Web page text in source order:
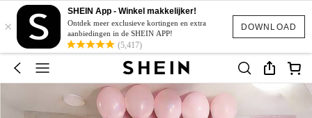
DOWNLOAD
×
SHEIN App - Winkel makkelijker!
Ontdek meer exclusieve kortingen en extra
aanbiedingen in de SHEIN APP!
(5,417)